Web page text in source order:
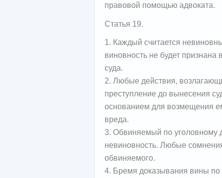
правовой помощью адвоката.
Статья 19.
1. Каждый считается
виновность не будет
суда.
2. Любые действия,
преступление до вынесения
основанием для возмещения
вреда.
3. Обвиняемый по уголовному
невиновность. Любые
обвиняемого.
4. Бремя доказывания вины по